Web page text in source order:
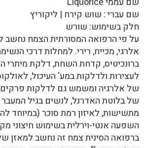
שם עברי : שוש קירח | ליקוריץ
חלק בשימוש: שורש
על פי הרפואה המסורתית הצמח נחשב
אלרגי, מכייח, רירי. למחלות דרכי
ברונכיטיס, קדחת השחת, דלקת מיתרי
לעצירות ולדלקות במע' העיכול,
של אלרגיה ומשמש גם לדלקות
של בלוטת האדרנל, לנשים בגיל המעבר
מתשישות, לאיזון רמת סוכר (במיוחד
השפעה אנטי-וירלית בשימוש חיצוני